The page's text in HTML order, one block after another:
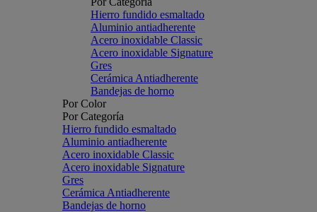
Hierro fundido esmaltado
Aluminio antiadherente
Acero inoxidable Classic
Acero inoxidable Signature
Gres
Cerámica Antiadherente
Bandejas de horno
Por Color
Por Categoría
Hierro fundido esmaltado
Aluminio antiadherente
Acero inoxidable Classic
Acero inoxidable Signature
Gres
Cerámica Antiadherente
Bandejas de horno